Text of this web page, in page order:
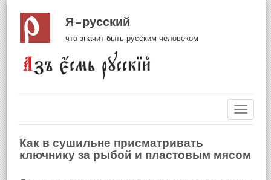
Я русский
что значит быть русским человеком
Как в сушильне присматривать
ключнику за рыбой и пластовым мясом